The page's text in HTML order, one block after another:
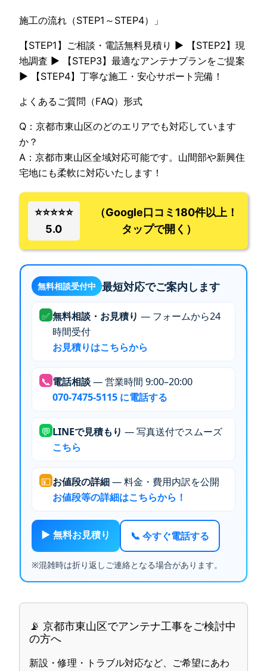
施工の流れ（STEP1～STEP4）」
【STEP1】ご相談・電話無料見積り ▶ 【STEP2】現
地調査 ▶ 【STEP3】最適なアンテナプランをご提案
▶ 【STEP4】丁寧な施工・安心サポート完備！
よくあるご質問（FAQ）形式
Q：京都市東山区のどのエリアでも対応しています
か？
A：京都市東山区全域対応可能です。山間部や新興住
宅地にも柔軟に対応いたします！
⭐⭐⭐⭐⭐
5.0
（Google口コミ180件以上！
タップで開く）
無料相談受付中 最短対応でご案内します
✅ 無料相談・お見積り — フォームから24
時間受付
お見積りはこちらから
📞 電話相談— 営業時間 9:00–20:00
070-7475-5115 に電話する
💬 LINEで見積もり — 写真送付でスムーズ
こちら
💴お値段の詳細— 料金・費用内訳を公開
お値段等の詳細はこちらから！
▶ 無料お見積り 📞 今すぐ電話する
※混雑時は折り返しご連絡となる場合があります。
📡 京都市東山区でアンテナ工事をご検討中
の方へ
新設・修理・トラブル対応など、ご希望にあわ